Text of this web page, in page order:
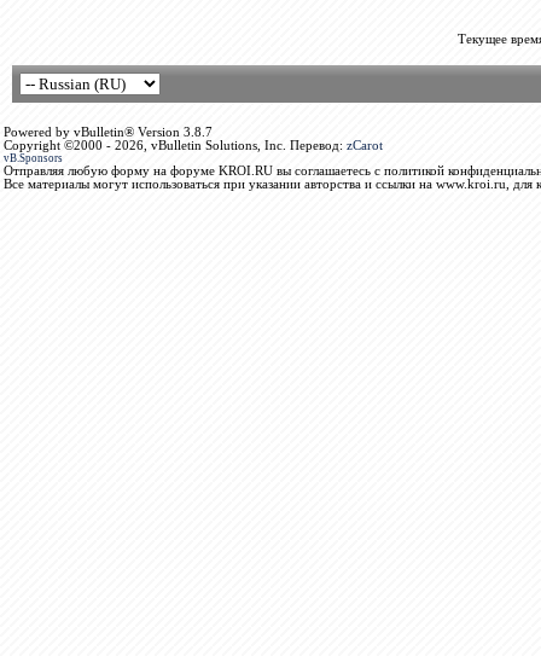
Текущее
Powered by vBulletin® Version 3.8.7
Copyright ©2000 - 2026, vBulletin Solutions, Inc. Перевод: zCarot
vB.Sponsors
Отправляя любую форму на форуме KROI.RU вы соглашаетесь с политикой
Все материалы могут использоваться при указании авторства и ссылки на www.kroi.ru, для